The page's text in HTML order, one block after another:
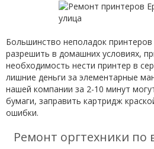
Большинство неполадок
разрешить в домашних условиях,
необходимость нести принтер в
лишние деньги за элементарные
нашей компании за 2-10 минут
бумаги, заправить картридж
ошибки.
Ремонт оргтехники